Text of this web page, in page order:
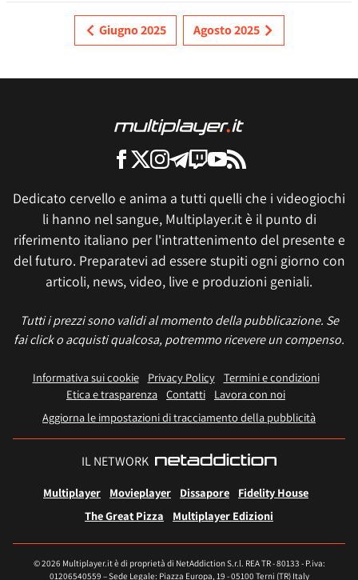
Giugno 2025 Agosto 2025
Dedicato cervello e anima a tutti quelli che i videogiochi
li hanno nel sangue, Multiplayer.it è il punto di
riferimento italiano per l'intrattenimento del presente e
del futuro. Preparatevi ad essere stupiti ogni giorno con
articoli, news, video, live e produzioni geniali.
Tutti i prezzi sono validi al momento della pubblicazione. Se
fai click o acquisti qualcosa, potremmo ricevere un compenso.
Informativa sui cookie Privacy Policy
Termini e condizioni
Etica e trasparenza Contatti
Lavora con noi
Aggiorna le impostazioni di tracciamento della pubblicità
IL NETWORK
Multiplayer Movieplayer Dissapore
Fidelity House
The Great Pizza
Multiplayer Edizioni
© 2026 Multiplayer.it è di proprietà di NetAddiction S.r.l. REA TR - 80133 - P.iva:
01206540559 – Sede Legale: Piazza Europa, 19 - 05100 Terni (TR) Italy